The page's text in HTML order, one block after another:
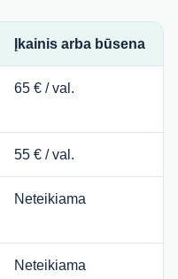
Įkainis arba būsena
65 € / val.
55 € / val.
Neteikiama
Neteikiama